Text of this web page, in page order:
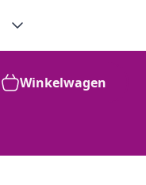
Winkelwagen